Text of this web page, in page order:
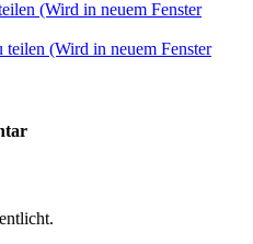
(Wird in neuem Fenster
(Wird in neuem Fenster